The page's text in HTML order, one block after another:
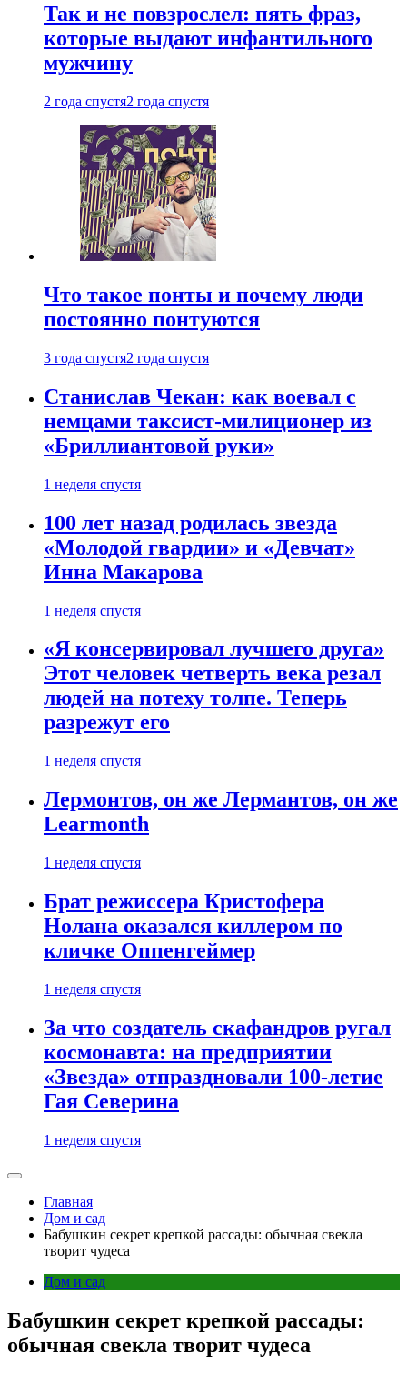
Так и не повзрослел: пять фраз,
которые выдают инфантильного
мужчину
2 года спустя2 года спустя
Что такое понты и почему люди
постоянно понтуются
3 года спустя2 года спустя
Станислав Чекан: как воевал с
немцами таксист-милиционер из
«Бриллиантовой руки»
1 неделя спустя
100 лет назад родилась звезда
«Молодой гвардии» и «Девчат»
Инна Макарова
1 неделя спустя
«Я консервировал лучшего друга»
Этот человек четверть века резал
людей на потеху толпе. Теперь
разрежут его
1 неделя спустя
Лермонтов, он же Лермантов, он же
Learmonth
1 неделя спустя
Брат режиссера Кристофера
Нолана оказался киллером по
кличке Оппенгеймер
1 неделя спустя
За что создатель скафандров ругал
космонавта: на предприятии
«Звезда» отпраздновали 100-летие
Гая Северина
1 неделя спустя
Главная
Дом и сад
Бабушкин секрет крепкой рассады: обычная свекла
творит чудеса
Дом и сад
Бабушкин секрет крепкой рассады:
обычная свекла творит чудеса